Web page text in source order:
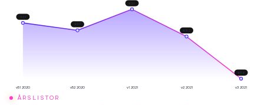
# 41
# 47
#30
# 52
# 86
v51 2020 v52 2020 v1 2021 v2 2021 v3 2021
ÅRSLISTOR